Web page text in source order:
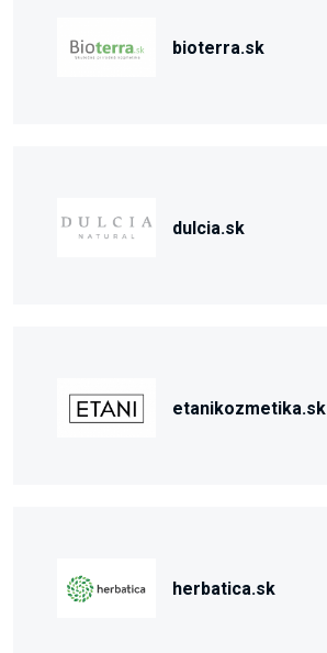
bioterra.sk
dulcia.sk
etanikozmetika.sk
herbatica.sk